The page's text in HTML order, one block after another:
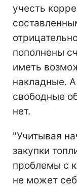
учесть
пополнены
иметь
накладные.
свободные
нет.
"Учитывая
закупки
проблемы с
не может